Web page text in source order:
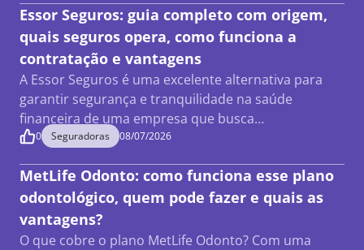
Essor Seguros: guia completo com origem,
quais seguros opera, como funciona a
contratação e vantagens
A Essor Seguros é uma excelente alternativa para
garantir segurança e tranquilidade na saúde
financeira de uma empresa que busca…
0 Seguradoras 08/07/2026
MetLife Odonto: como funciona esse plano
odontológico, quem pode fazer e quais as
vantagens?
O que cobre o plano MetLife Odonto? Com uma